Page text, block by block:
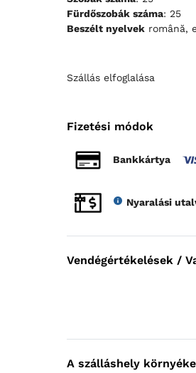
Fürdőszobák száma: 25
Beszélt nyelvek română,
Szállás elfoglalása
Fizetési módok
Bankkártya
Nyaralási
Vendégértékelések /
A szálláshely